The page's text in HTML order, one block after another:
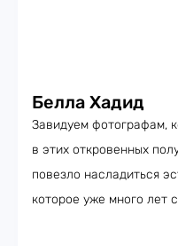
Белла Хадид
Завидуем фотографам,
в этих откровенных
повезло насладиться
которое уже много лет